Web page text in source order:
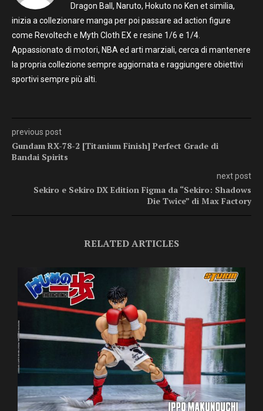
Dragon Ball, Naruto, Hokuto no Ken et similia,
inizia a collezionare manga per poi passare ad action figure
come Revoltech e Myth Cloth EX e resine 1/6 e 1/4.
Appassionato di motori, NBA ed arti marziali, cerca di mantenere
la propria collezione sempre aggiornata e raggiungere obiettivi
sportivi sempre più alti.
previous post
Gundam RX-78-2 [Titanium Finish] Perfect Grade di
Bandai Spirits
next post
Sekiro e Sekiro DX Edition Figma da “Sekiro: Shadows
Die Twice” di Max Factory
RELATED ARTICLES